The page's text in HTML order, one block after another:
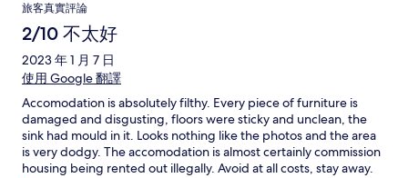
旅客真實評論
2/10 不太好
2023 年 1 月 7 日
使用 Google 翻譯
Accomodation is absolutely filthy. Every piece of furniture is
damaged and disgusting, floors were sticky and unclean, the
sink had mould in it. Looks nothing like the photos and the area
is very dodgy. The accomodation is almost certainly commission
housing being rented out illegally. Avoid at all costs, stay away.